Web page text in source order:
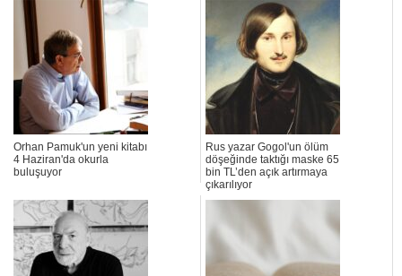
Orhan Pamuk'un yeni kitabı
4 Haziran'da okurla
buluşuyor
Rus yazar Gogol'un ölüm
döşeğinde taktığı maske 65
bin TL’den açık artırmaya
çıkarılıyor